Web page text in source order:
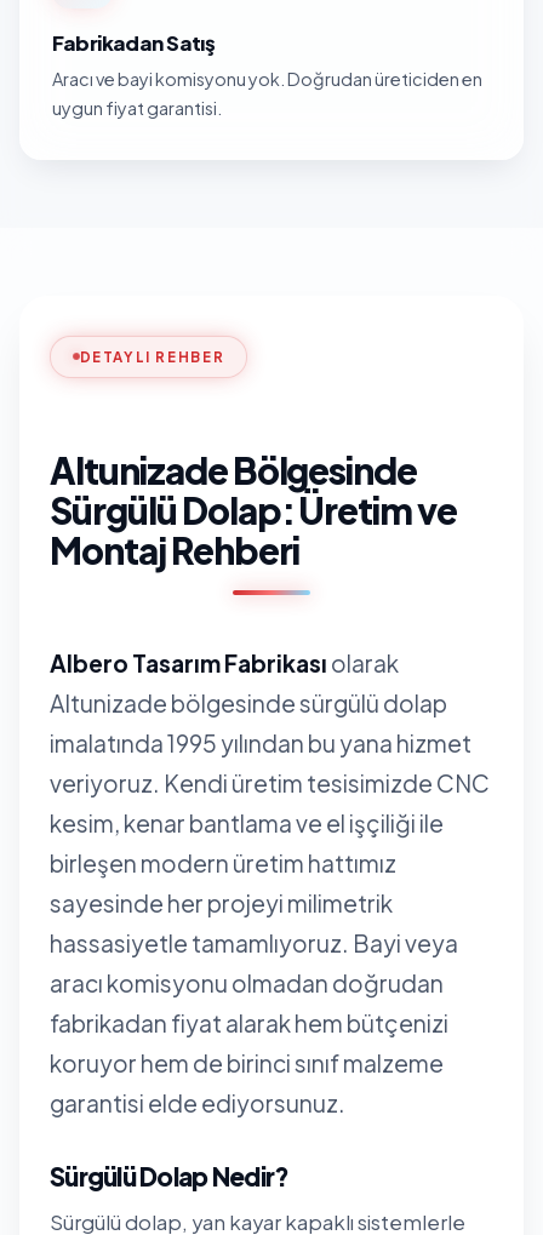
Fabrikadan Satış
Aracı ve bayi komisyonu yok. Doğrudan üreticiden en
uygun fiyat garantisi.
DETAYLI REHBER
Altunizade Bölgesinde
Sürgülü Dolap: Üretim ve
Montaj Rehberi
Albero Tasarım Fabrikası olarak
Altunizade bölgesinde sürgülü dolap
imalatında 1995 yılından bu yana hizmet
veriyoruz. Kendi üretim tesisimizde CNC
kesim, kenar bantlama ve el işçiliği ile
birleşen modern üretim hattımız
sayesinde her projeyi milimetrik
hassasiyetle tamamlıyoruz. Bayi veya
aracı komisyonu olmadan doğrudan
fabrikadan fiyat alarak hem bütçenizi
koruyor hem de birinci sınıf malzeme
garantisi elde ediyorsunuz.
Sürgülü Dolap Nedir?
Sürgülü dolap, yan kayar kapaklı sistemlerle